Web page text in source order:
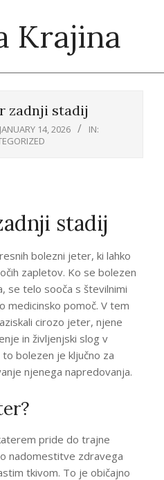
Krajina
zadnji stadij
JANUARY 14, 2026
IN:
stadij
bolezni jeter, ki lahko
zapletov. Ko se bolezen
se telo sooča s številnimi
medicinsko pomoč. V tem
cirozo jeter, njene
in življenjski slog v
bolezen je ključno za
njenega napredovanja.
pride do trajne
nadomestitve zdravega
tkivom. To je običajno